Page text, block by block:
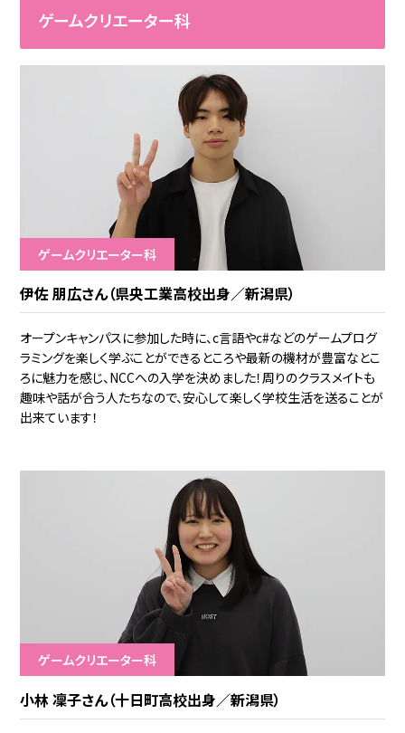
ゲームクリエーター科
ゲームクリエーター科
伊佐 朋広さん（県央工業高校出身／新潟県）
オープンキャンパスに参加した時に、c言語やc#などのゲームプログ
ラミングを楽しく学ぶことができるところや最新の機材が豊富なとこ
ろに魅力を感じ、NCCへの入学を決めました！周りのクラスメイトも
趣味や話が合う人たちなので、安心して楽しく学校生活を送ることが
出来ています！
ゲームクリエーター科
小林 凜子さん（十日町高校出身／新潟県）